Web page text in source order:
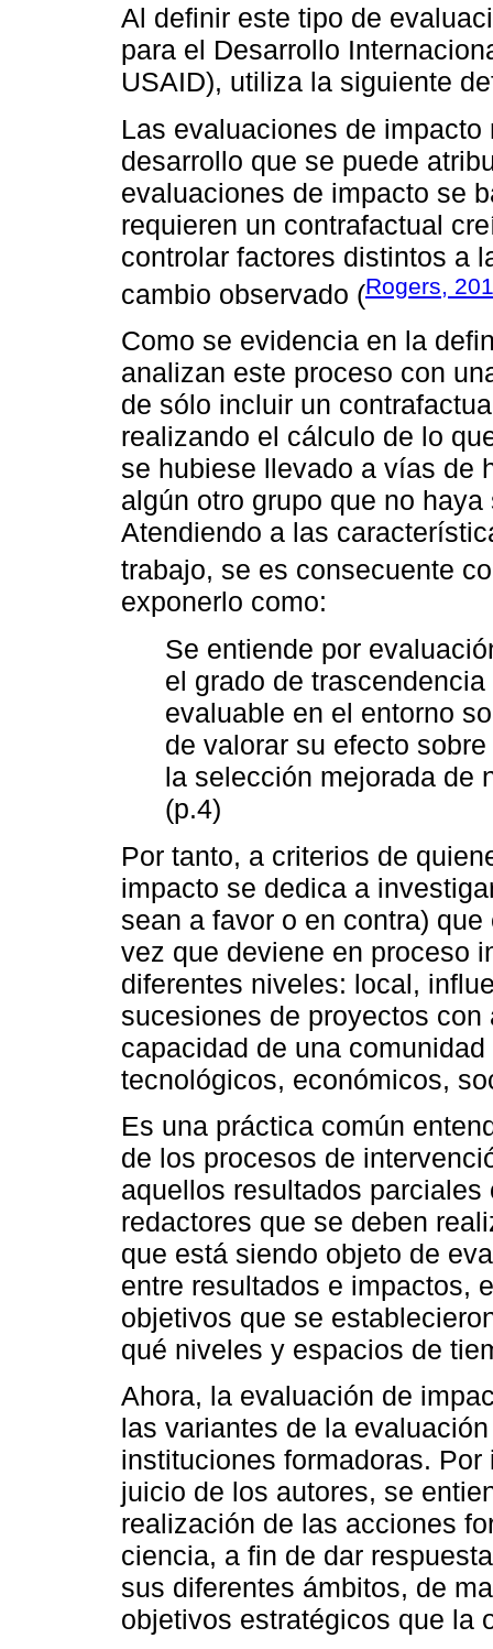
Al definir este tipo de
para el Desarrollo
USAID), utiliza la siguiente
Las evaluaciones de
desarrollo que se puede
evaluaciones de impacto se
requieren un contrafactual
controlar factores distintos a
cambio observado (Rogers,
Como se evidencia en la
analizan este proceso con
de sólo incluir un
realizando el cálculo de lo
se hubiese llevado a vías de
algún otro grupo que no
Atendiendo a las
trabajo, se es consecuente
exponerlo como:
Se entiende por
el grado de
evaluable en el entorno
de valorar su efecto
la selección mejorada de
(p.4)
Por tanto, a criterios de
impacto se dedica a
sean a favor o en contra)
vez que deviene en proceso
diferentes niveles: local,
sucesiones de proyectos
capacidad de una
tecnológicos, económicos,
Es una práctica común
de los procesos de
aquellos resultados
redactores que se deben
que está siendo objeto de
entre resultados e impactos,
objetivos que se
qué niveles y espacios de
Ahora, la evaluación de
las variantes de la
instituciones formadoras.
juicio de los autores, se
realización de las acciones
ciencia, a fin de dar
sus diferentes ámbitos, de
objetivos estratégicos que la